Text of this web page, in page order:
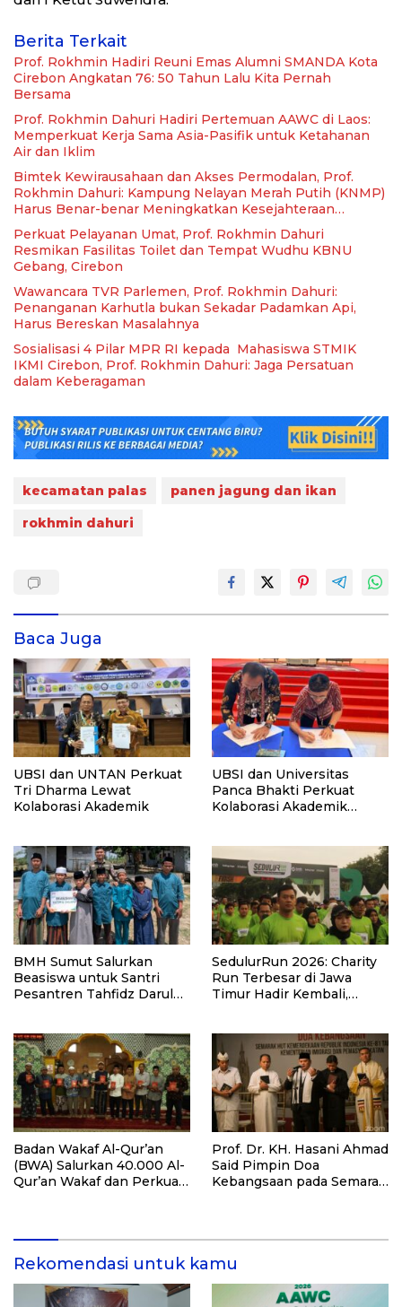
Berita Terkait
Prof. Rokhmin Hadiri Reuni Emas Alumni SMANDA Kota
Cirebon Angkatan 76: 50 Tahun Lalu Kita Pernah
Bersama
Prof. Rokhmin Dahuri Hadiri Pertemuan AAWC di Laos:
Memperkuat Kerja Sama Asia-Pasifik untuk Ketahanan
Air dan Iklim
Bimtek Kewirausahaan dan Akses Permodalan, Prof.
Rokhmin Dahuri: Kampung Nelayan Merah Putih (KNMP)
Harus Benar-benar Meningkatkan Kesejahteraan
Nelayan
Perkuat Pelayanan Umat, Prof. Rokhmin Dahuri
Resmikan Fasilitas Toilet dan Tempat Wudhu KBNU
Gebang, Cirebon
Wawancara TVR Parlemen, Prof. Rokhmin Dahuri:
Penanganan Karhutla bukan Sekadar Padamkan Api,
Harus Bereskan Masalahnya
Sosialisasi 4 Pilar MPR RI kepada Mahasiswa STMIK
IKMI Cirebon, Prof. Rokhmin Dahuri: Jaga Persatuan
dalam Keberagaman
kecamatan palas
panen jagung dan ikan
rokhmin dahuri
Baca Juga
UBSI dan UNTAN Perkuat
Tri Dharma Lewat
Kolaborasi Akademik
UBSI dan Universitas
Panca Bhakti Perkuat
Kolaborasi Akademik
BMH Sumut Salurkan
Beasiswa untuk Santri
Pesantren Tahfidz Darul
SedulurRun 2026: Charity
Run Terbesar di Jawa
Timur Hadir Kembali,
Santri dan Guru Honorer
Badan Wakaf Al-Qur’an
(BWA) Salurkan 40.000 Al-
Qur’an Wakaf dan Perkuat
Prof. Dr. KH. Hasani Ahmad
Said Pimpin Doa
Kebangsaan pada Semarak
Rekomendasi untuk kamu